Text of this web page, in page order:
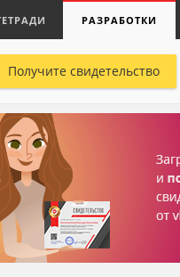
РАЗРАБОТКИ
Получите свидетельство